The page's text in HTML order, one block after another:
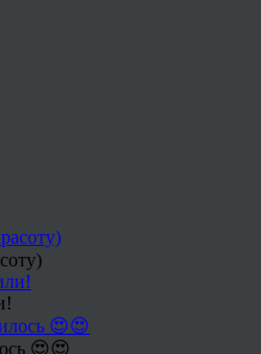
😍😍